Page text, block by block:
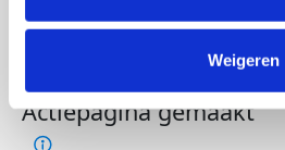
Weigeren
Actiepagina gemaakt